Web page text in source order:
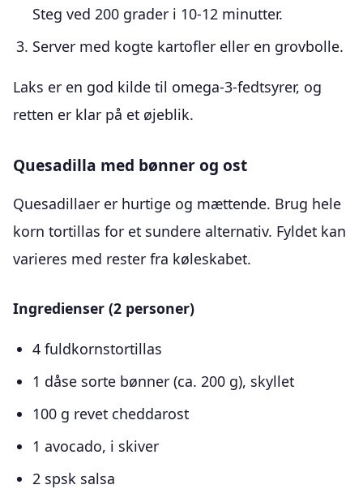
Steg ved 200 grader i 10-12 minutter.
Server med kogte kartofler eller en grovbolle.
Laks er en god kilde til omega-3-fedtsyrer, og
retten er klar på et øjeblik.
Quesadilla med bønner og ost
Quesadillaer er hurtige og mættende. Brug hele
korn tortillas for et sundere alternativ. Fyldet kan
varieres med rester fra køleskabet.
Ingredienser (2 personer)
4 fuldkornstortillas
1 dåse sorte bønner (ca. 200 g), skyllet
100 g revet cheddarost
1 avocado, i skiver
2 spsk salsa